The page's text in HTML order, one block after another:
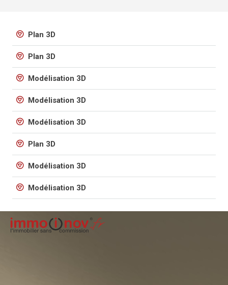
Plan 3D
Plan 3D
Modélisation 3D
Modélisation 3D
Modélisation 3D
Plan 3D
Modélisation 3D
Modélisation 3D